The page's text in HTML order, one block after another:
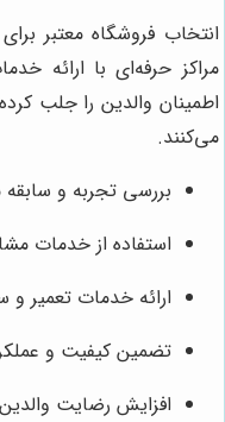
انتخاب فروشگاه معتبر
مراکز حرفه‌ای با ارائه
اطمینان والدین را جلب
می‌کنند.
بررسی تجربه و سابقه
استفاده از خدمات
ارائه خدمات تعمیر
تضمین کیفیت و
افزایش رضایت